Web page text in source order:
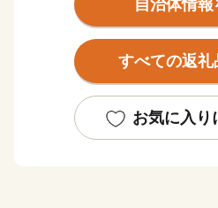
遠く故郷を離れてお住まいの
史・文化を愛される皆さん、
市のまちづくりにご参加いた
自治体情報
すべての返礼
お気に入り